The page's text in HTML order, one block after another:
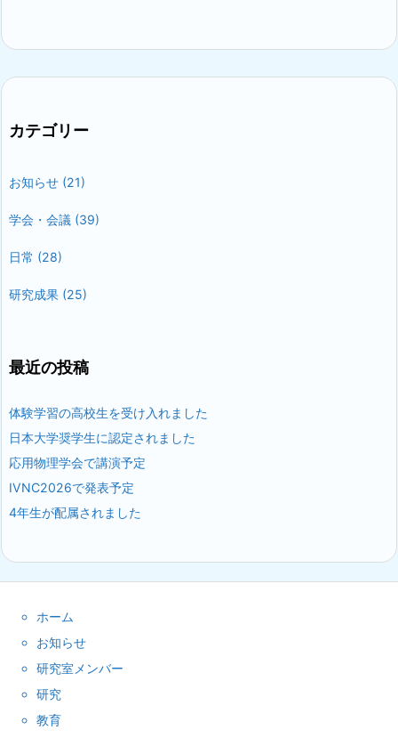
カテゴリー
お知らせ (21)
学会・会議 (39)
日常 (28)
研究成果 (25)
最近の投稿
体験学習の高校生を受け入れました
日本大学奨学生に認定されました
応用物理学会で講演予定
IVNC2026で発表予定
4年生が配属されました
ホーム
お知らせ
研究室メンバー
研究
教育